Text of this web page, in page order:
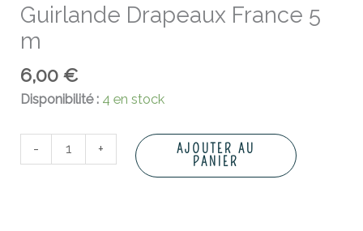
Guirlande Drapeaux France 5
m
6,00€
Disponibilité : 4 en stock
- +
AJOUTER AU
PANIER